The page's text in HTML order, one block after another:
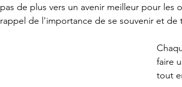
pas de plus vers un avenir meilleur pour les
rappel de l'importance de se souvenir et de
faire
tout